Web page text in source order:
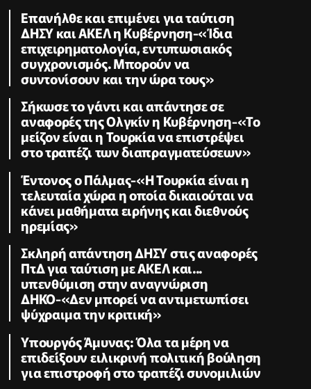
Επανήλθε και επιμένει για ταύτιση
ΔΗΣΥ και ΑΚΕΛ η Κυβέρνηση-«Ίδια
επιχειρηματολογία, εντυπωσιακός
συγχρονισμός. Μπορούν να
συντονίσουν και την ώρα τους»
Σήκωσε το γάντι και απάντησε σε
αναφορές της Ολγκίν η Κυβέρνηση-«Το
μείζον είναι η Τουρκία να επιστρέψει
στο τραπέζι των διαπραγματεύσεων»
Έντονος ο Πάλμας-«Η Τουρκία είναι η
τελευταία χώρα η οποία δικαιούται να
κάνει μαθήματα ειρήνης και διεθνούς
ηρεμίας»
Σκληρή απάντηση ΔΗΣΥ στις αναφορές
ΠτΔ για ταύτιση με ΑΚΕΛ και...
υπενθύμιση στην αναγνώριση
ΔΗΚΟ-«Δεν μπορεί να αντιμετωπίσει
ψύχραιμα την κριτική»
Υπουργός Άμυνας: Όλα τα μέρη να
επιδείξουν ειλικρινή πολιτική βούληση
για επιστροφή στο τραπέζι συνομιλιών